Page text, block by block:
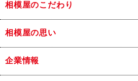
相模屋のこだわり
相模屋の思い
企業情報